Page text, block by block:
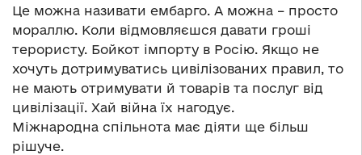
Це можна називати ембарго. А можна – просто
мораллю. Коли відмовляєшся давати гроші
терористу. Бойкот імпорту в Росію. Якщо не
хочуть дотримуватись цивілізованих правил, то
не мають отримувати й товарів та послуг від
цивілізації. Хай війна їх нагодує.
Міжнародна спільнота має діяти ще більш
рішуче.